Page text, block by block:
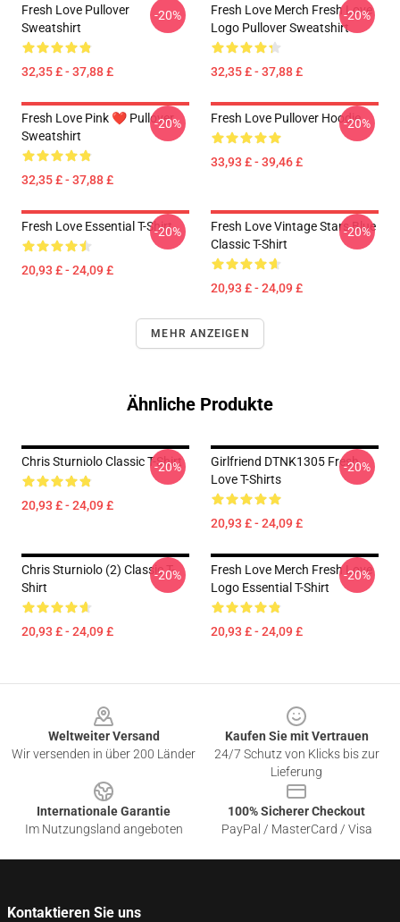
Fresh Love Pullover
Sweatshirt
32,35 £ - 37,88 £
-20%
Fresh Love Merch Fresh Love
Logo Pullover Sweatshirt
32,35 £ - 37,88 £
-20%
Fresh Love Pink ❤️ Pullover
Sweatshirt
32,35 £ - 37,88 £
-20% Fresh Love Pullover Hoodie
33,93 £ - 39,46 £
-20%
Fresh Love Essential T-Shirt
20,93 £ - 24,09 £
-20%
Fresh Love Vintage Stars Blue
Classic T-Shirt
20,93 £ - 24,09 £
-20%
MEHR ANZEIGEN
Ähnliche Produkte
Chris Sturniolo Classic T-Shirt
20,93 £ - 24,09 £
-20%
Girlfriend DTNK1305 Fresh
Love T-Shirts
20,93 £ - 24,09 £
-20%
Chris Sturniolo (2) Classic T-
Shirt
20,93 £ - 24,09 £
-20%
Fresh Love Merch Fresh Love
Logo Essential T-Shirt
20,93 £ - 24,09 £
-20%
Weltweiter Versand
Wir versenden in über 200 Länder
Kaufen Sie mit Vertrauen
24/7 Schutz von Klicks bis zur
Lieferung
Internationale Garantie
Im Nutzungsland angeboten
100% Sicherer Checkout
PayPal / MasterCard / Visa
Kontaktieren Sie uns